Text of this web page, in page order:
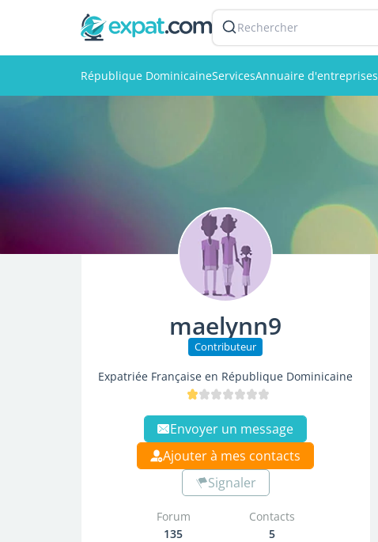
Rechercher
République DominicaineServicesAnnuaire d'entreprises
maelynn9
Contributeur
Expatriée Française en République Dominicaine
Envoyer un message
Ajouter à mes contacts
Signaler
Forum
135
Contacts
5